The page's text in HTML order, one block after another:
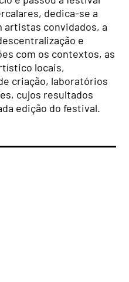
dedica-se a
artistas convidados, a
e
com os contextos, as
locais,
criação, laboratórios
cujos resultados
edição do festival.